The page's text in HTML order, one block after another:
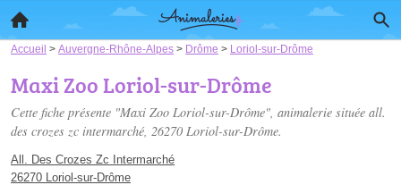
Accueil > Auvergne-Rhône-Alpes > Drôme > Loriol-sur-Drôme
Maxi Zoo Loriol-sur-Drôme
Cette fiche présente "Maxi Zoo Loriol-sur-Drôme", animalerie située all.
des crozes zc intermarché, 26270 Loriol-sur-Drôme.
All. Des Crozes Zc Intermarché
26270 Loriol-sur-Drôme